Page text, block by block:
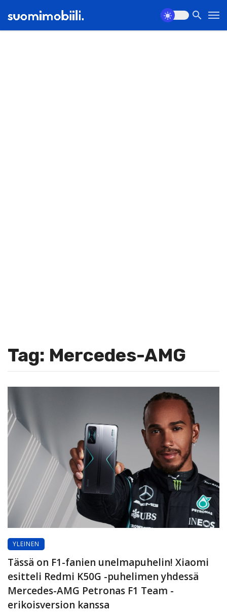
Tag: Mercedes-AMG
YLEINEN
Tässä on F1-fanien unelmapuhelin! Xiaomi
esitteli Redmi K50G -puhelimen yhdessä
Mercedes-AMG Petronas F1 Team -
erikoisversion kanssa